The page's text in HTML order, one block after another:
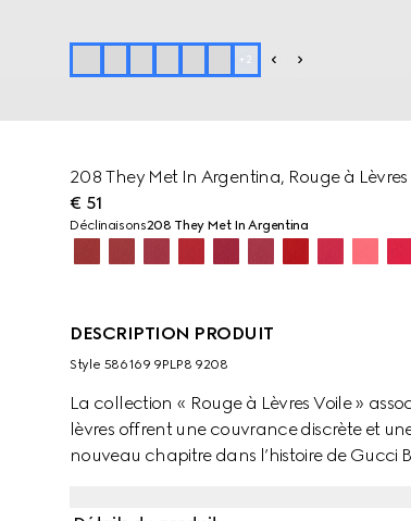
+ 2
208 They Met In Argentina, Rouge à Lèvres
€ 51
Déclinaisons208 They Met In Argentina
DESCRIPTION PRODUIT
Style ‎586169 9PLP8 9208
La collection « Rouge à Lèvres Voile »
lèvres offrent une couvrance discrète et
nouveau chapitre dans l’histoire de Gucci